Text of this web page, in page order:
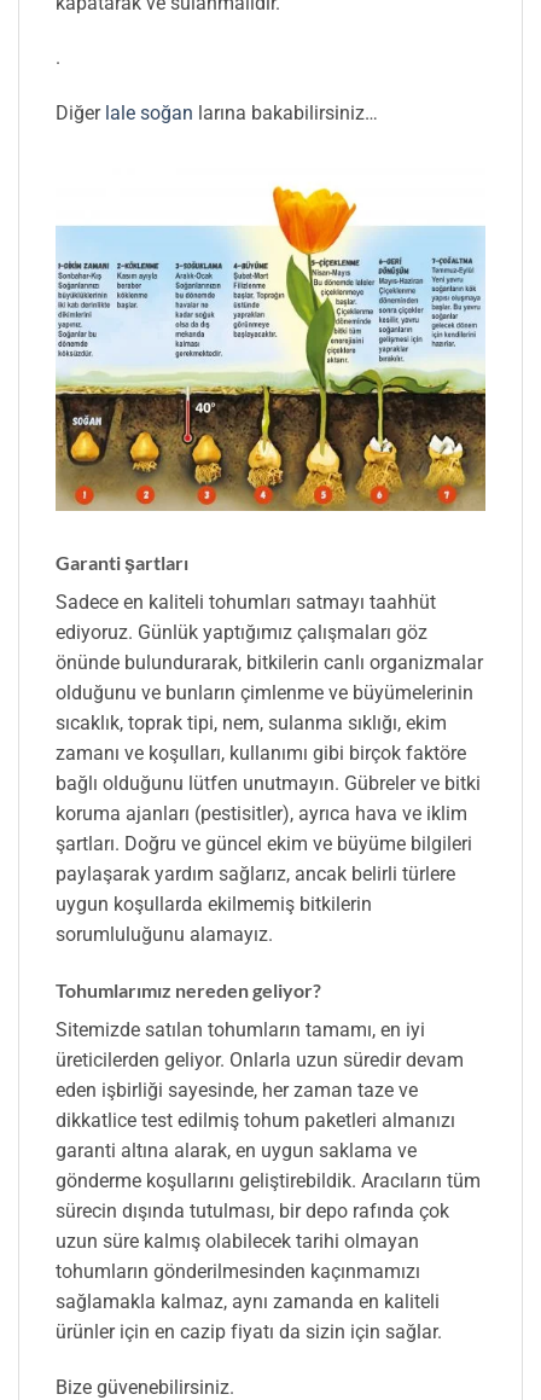
.
Diğer lale soğan larına bakabilirsiniz…
Garanti şartları
Sadece en kaliteli tohumları satmayı taahhüt
ediyoruz. Günlük yaptığımız çalışmaları göz
önünde bulundurarak, bitkilerin canlı organizmalar
olduğunu ve bunların çimlenme ve büyümelerinin
sıcaklık, toprak tipi, nem, sulanma sıklığı, ekim
zamanı ve koşulları, kullanımı gibi birçok faktöre
bağlı olduğunu lütfen unutmayın. Gübreler ve bitki
koruma ajanları (pestisitler), ayrıca hava ve iklim
şartları. Doğru ve güncel ekim ve büyüme bilgileri
paylaşarak yardım sağlarız, ancak belirli türlere
uygun koşullarda ekilmemiş bitkilerin
sorumluluğunu alamayız.
Tohumlarımız nereden geliyor?
Sitemizde satılan tohumların tamamı, en iyi
üreticilerden geliyor. Onlarla uzun süredir devam
eden işbirliği sayesinde, her zaman taze ve
dikkatlice test edilmiş tohum paketleri almanızı
garanti altına alarak, en uygun saklama ve
gönderme koşullarını geliştirebildik. Aracıların tüm
sürecin dışında tutulması, bir depo rafında çok
uzun süre kalmış olabilecek tarihi olmayan
tohumların gönderilmesinden kaçınmamızı
sağlamakla kalmaz, aynı zamanda en kaliteli
ürünler için en cazip fiyatı da sizin için sağlar.
Bize güvenebilirsiniz.